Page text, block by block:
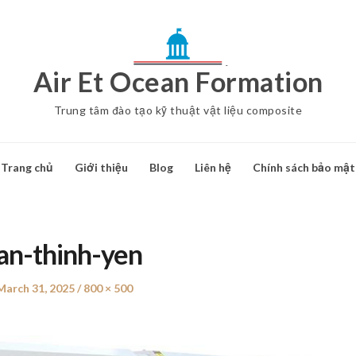
Air Et Ocean Formation
Trung tâm đào tạo kỹ thuật vật liệu composite
Trang chủ Giới thiệu Blog Liên hệ Chính sách bảo mật
thinh-yen
31, 2025
Full
800 × 500